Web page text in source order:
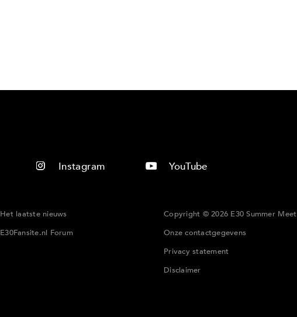
Instagram YouTube
Het laatste nieuws
E30Fansite.nl Forum
Copyright © 2026 E30 Summer Meet
Onze contactgegevens
Privacy statement
Disclaimer